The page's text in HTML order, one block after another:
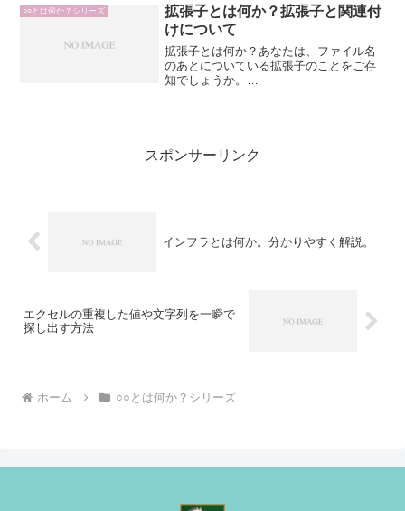
「LTE」と名づけたか...
○○とは何か？シリーズ
拡張子とは何か？拡張子と関連付
けについて
拡張子とは何か？あなたは、ファイル名
のあとについている拡張子のことをご存
知でしょうか。
スポンサーリンク
インフラとは何か。分かりやすく解説。
エクセルの重複した値や文字列を一瞬で
探し出す方法
ホーム ○○とは何か？シリーズ